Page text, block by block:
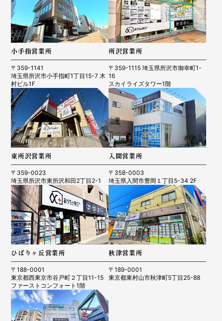
小手指営業所
〒359-1141
埼玉県所沢市小手指町1丁目15-7 木
村ビル1F
所沢営業所
〒359-1115 埼玉県所沢市御幸町1-
16
スカイライズタワー1階
東所沢営業所
〒359-0023
埼玉県所沢市東所沢和田2丁目2-1
入間営業所
〒358-0003
埼玉県入間市豊岡１丁目5-34 2F
ひばりヶ丘営業所
〒188-0001
東京都西東京市谷戸町２丁目11-15
ファーストコンフォート1階
秋津営業所
〒189-0001
東京都東村山市秋津町5丁目25-88